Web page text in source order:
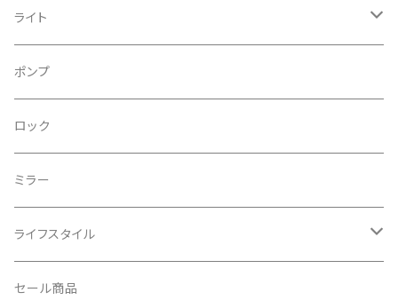
CONTINENTAL/コンチネンタル
CRANE/クレーン
CRANKBROTHERS/クランクブラザーズ
CROSS SECTION/クロスセクション
CLIK/クリック
CUSH CORE/クッシュコア
サコッシュ
バックパック
フレームバッグ
輪行袋
輪行小物
バイクカバー
その他
ライト
フロントライト
テールライト
ポンプ
ロック
ミラー
ライフスタイル
キャップ
セール商品